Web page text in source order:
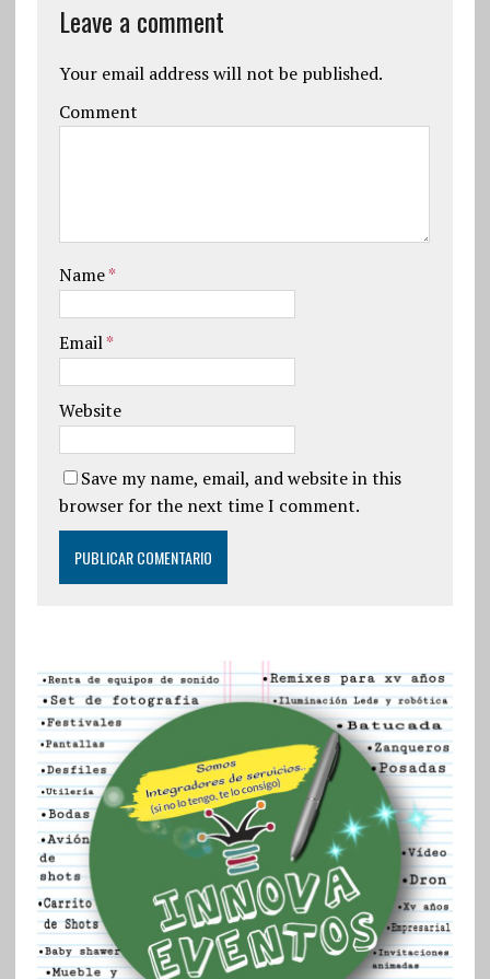
Leave a comment
Your email address will not be published.
Comment
Name*
Email*
Website
Save my name, email, and website in this
browser for the next time I comment.